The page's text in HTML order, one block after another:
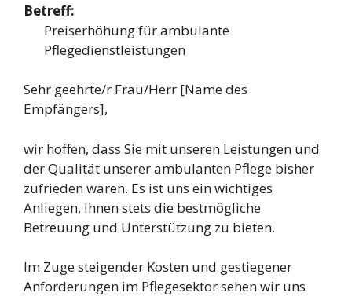
Betreff:
Preiserhöhung für ambulante
Pflegedienstleistungen
Sehr geehrte/r Frau/Herr [Name des
Empfängers],
wir hoffen, dass Sie mit unseren Leistungen und
der Qualität unserer ambulanten Pflege bisher
zufrieden waren. Es ist uns ein wichtiges
Anliegen, Ihnen stets die bestmögliche
Betreuung und Unterstützung zu bieten.
Im Zuge steigender Kosten und gestiegener
Anforderungen im Pflegesektor sehen wir uns